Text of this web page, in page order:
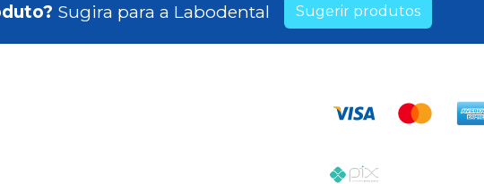
Sugira para a Labodental Sugerir produtos